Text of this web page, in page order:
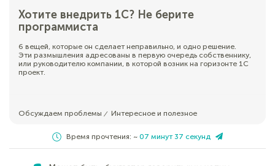
Хотите внедрить 1С? Не берите
программиста
6 вещей, которые он сделает неправильно, и одно решение.
Эти размышления адресованы в первую очередь собственнику,
или руководителю компании, в которой возник на горизонте 1С
проект.
Обсуждаем проблемы ⁄ Интересное и полезное
Время прочтения: ~ 07 минут 37 секунд